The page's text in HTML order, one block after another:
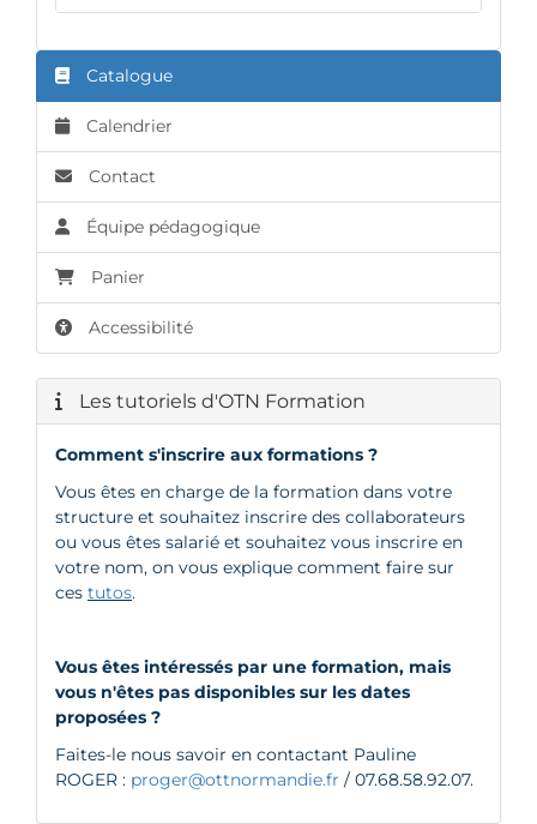
Catalogue
Calendrier
Contact
Équipe pédagogique
Panier
Accessibilité
Les tutoriels d'OTN Formation
Comment s'inscrire aux formations ?
Vous êtes en charge de la formation dans votre
structure et souhaitez inscrire des collaborateurs
ou vous êtes salarié et souhaitez vous inscrire en
votre nom, on vous explique comment faire sur
ces tutos.
Vous êtes intéressés par une formation, mais
vous n'êtes pas disponibles sur les dates
proposées ?
Faites-le nous savoir en contactant Pauline
ROGER : proger@ottnormandie.fr / 07.68.58.92.07.